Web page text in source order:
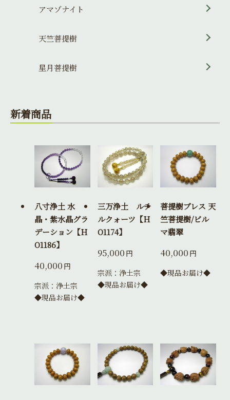
アマゾナイト
天竺菩提樹
星月菩提樹
新着商品
八寸浄土 水
晶・紫水晶グラ
デーション【H
O1186】
40,000 円
宗派：浄土宗
◆現品お届け◆
三万浄土 ルチ
ルクォーツ【H
O1174】
95,000 円
宗派：浄土宗
◆現品お届け◆
菩提樹ブレス 天
竺菩提樹/ビル
マ翡翠
40,000 円
◆現品お届け◆